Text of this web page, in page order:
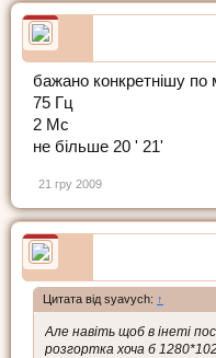
бажано конкретнішу по
75 Гц
2 Мс
не більше 20 ' 21'
21 гру 2009
Цитата від syavych: ↑
Але навіть щоб в інеті
розгортка хоча б